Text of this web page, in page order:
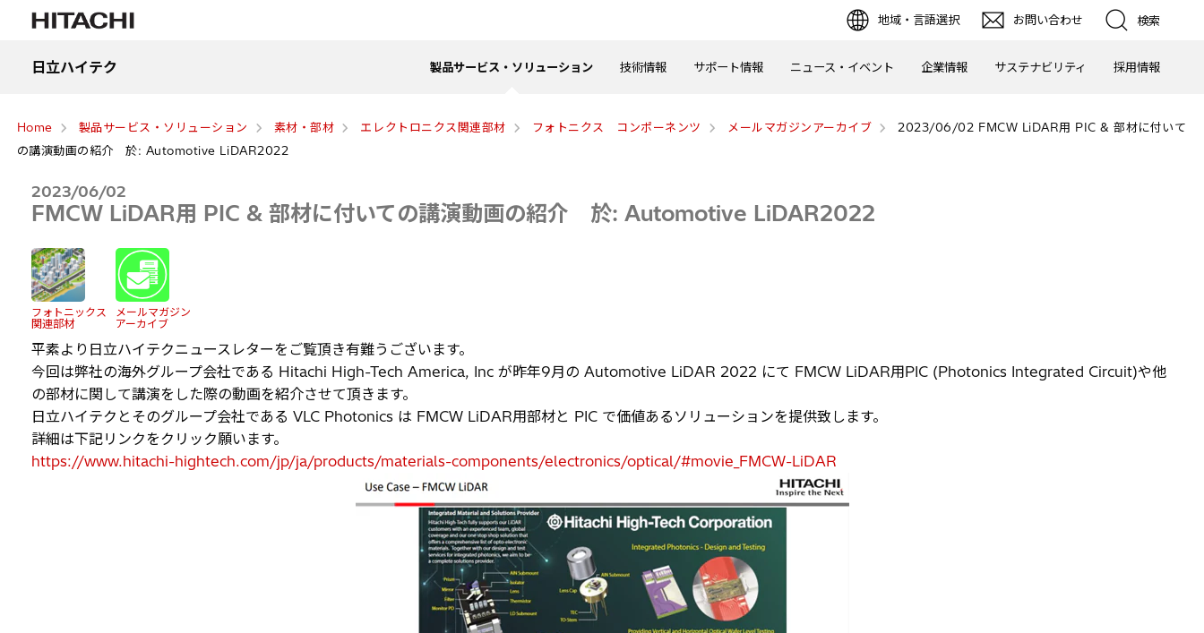
地域・言語選択 お問い合わせ 検索
日立ハイテク 製品サービス・ソリューション 技術情報 サポート情報 ニュース・イベント 企業情報 サステナビリティ 採用情報
Home 製品サービス・ソリューション 素材・部材 エレクトロニクス関連部材 フォトニクス コンポーネンツ メールマガジンアーカイブ
2023/06/02 FMCW LiDAR用 PIC & 部材に付いて
の講演動画の紹介 於: Automotive LiDAR2022
2023/06/02
FMCW LiDAR用 PIC & 部材に付いての講演動画の紹介 於: Automotive LiDAR2022
フォトニックス
関連部材
メールマガジン
アーカイブ
平素より日立ハイテクニュースレターをご覧頂き有難うございます。
今回は弊社の海外グループ会社である Hitachi High-Tech America, Inc が昨年9月の Automotive LiDAR 2022 にて FMCW LiDAR用PIC (Photonics Integrated Circuit)や他
の部材に関して講演をした際の動画を紹介させて頂きます。
日立ハイテクとそのグループ会社である VLC Photonics は FMCW LiDAR用部材と PIC で価値あるソリューションを提供致します。
詳細は下記リンクをクリック願います。
https://www.hitachi-hightech.com/jp/ja/products/materials-components/electronics/optical/#movie_FMCW-LiDAR